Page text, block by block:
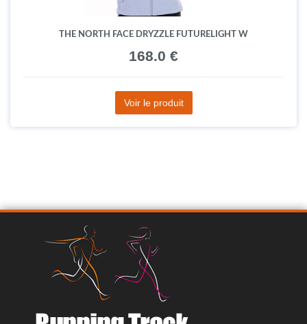
THE NORTH FACE DRYZZLE FUTURELIGHT W
168.0 €
Voir le produit